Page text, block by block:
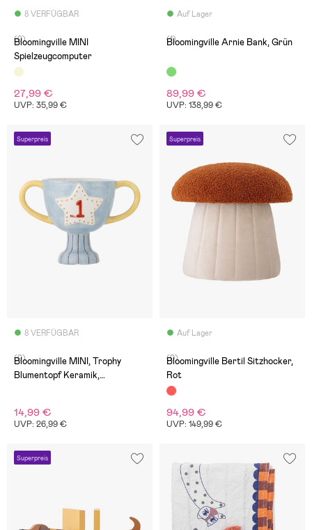
8 VERFÜGBAR
(0)
Bloomingville MINI
Spielzeugcomputer
27,99 €
UVP: 35,99 €
Auf Lager
(1)
Bloomingville Arnie Bank, Grün
89,99 €
UVP: 138,99 €
Superpreis
8 VERFÜGBAR
(0)
Bloomingville MINI, Trophy
Blumentopf Keramik,
14,99 €
UVP: 26,99 €
Superpreis
Auf Lager
(0)
Bloomingville Bertil Sitzhocker,
Rot
94,99 €
UVP: 149,99 €
Superpreis